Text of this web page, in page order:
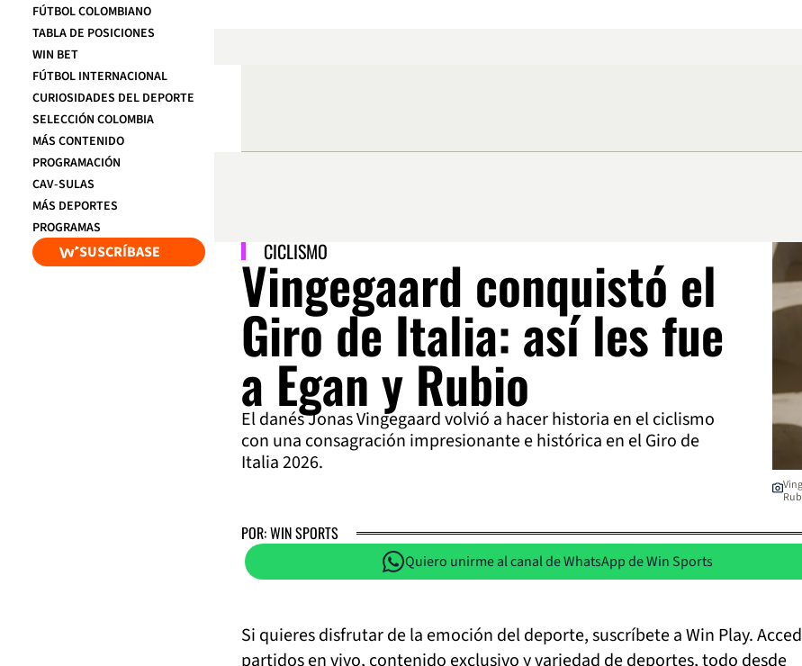
FÚTBOL COLOMBIANO
TABLA DE POSICIONES
WIN BET
FÚTBOL INTERNACIONAL
CURIOSIDADES DEL DEPORTE
SELECCIÓN COLOMBIA
MÁS CONTENIDO
PROGRAMACIÓN
CAV-SULAS
MÁS DEPORTES
PROGRAMAS
SUSCRÍBASE CICLISMO
Vingegaard conquistó el
Giro de Italia: así les fue
a Egan y Rubio
El danés Jonas Vingegaard volvió a hacer historia en el ciclismo
con una consagración impresionante e histórica en el Giro de
Italia 2026.
POR: WIN SPORTS
Quiero unirme al canal de WhatsApp de Win Sports
Si quieres disfrutar de la emoción del deporte, suscríbete a Win Play.
partidos en vivo, contenido exclusivo y variedad de deportes, todo desde